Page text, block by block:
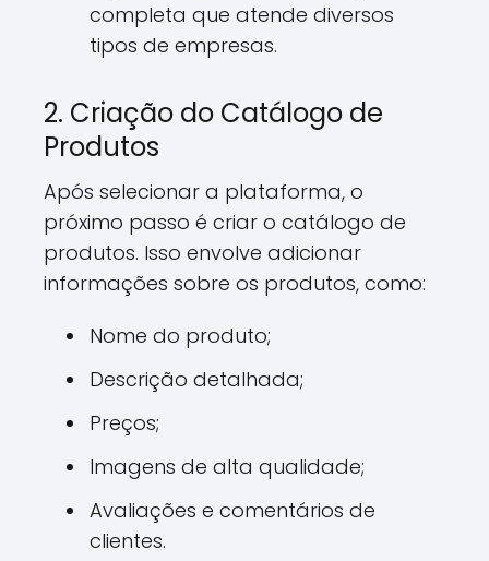
completa que atende diversos
tipos de empresas.
2. Criação do Catálogo de
Produtos
Após selecionar a plataforma, o
próximo passo é criar o catálogo de
produtos. Isso envolve adicionar
informações sobre os produtos, como:
Nome do produto;
Descrição detalhada;
Preços;
Imagens de alta qualidade;
Avaliações e comentários de
clientes.